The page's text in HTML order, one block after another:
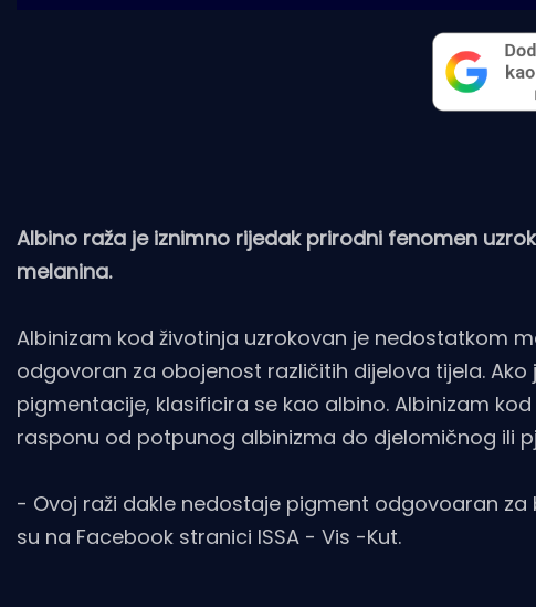
Albino raža je iznimno rijedak prirodni fenomen
melanina.
Albinizam kod životinja uzrokovan je nedostatkom
odgovoran za obojenost različitih dijelova tijela.
pigmentacije, klasificira se kao albino. Albinizam
rasponu od potpunog albinizma do djelomičnog ili
- Ovoj raži dakle nedostaje pigment odgovoaran za
su na Facebook stranici ISSA - Vis -Kut.